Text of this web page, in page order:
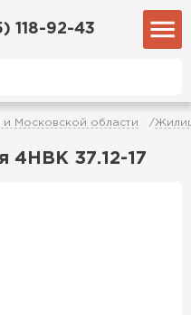
118-92-43
Московской области
4НВК 37.12-17